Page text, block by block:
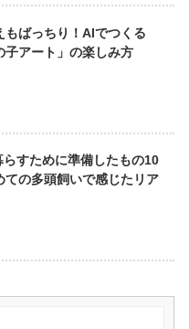
もばっちり！AIでつくる
子アート」の楽しみ方
らすために準備したもの10
ての多頭飼いで感じたリア